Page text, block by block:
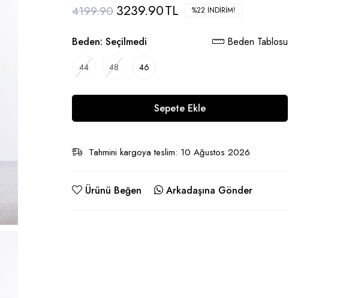
4199.90 3239.90TL %22 İNDIRIM!
Beden: Seçilmedi Beden Tablosu
44 48 46
Sepete Ekle
Tahmini kargoya teslim: 10 Ağustos 2026
Ürünü Beğen Arkadaşına Gönder